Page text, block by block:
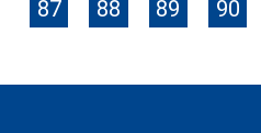
87
88 89 90